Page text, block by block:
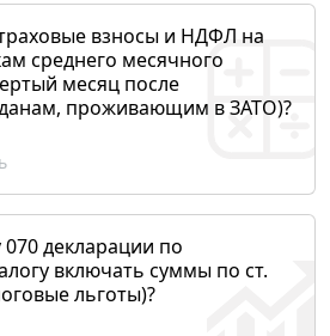
взносы и НДФЛ на
среднего месячного
месяц после
проживающим в ЗАТО)?
декларации по
включать суммы по ст.
льготы)?